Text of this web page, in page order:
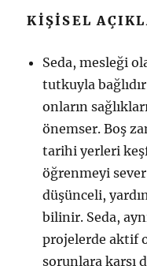
KIŞISEL
Seda, mesleği
tutkuyla
onların
önemser. Boş
tarihi yerleri
öğrenmeyi
düşünceli,
bilinir. Seda,
projelerde aktif
sorunlara karşı